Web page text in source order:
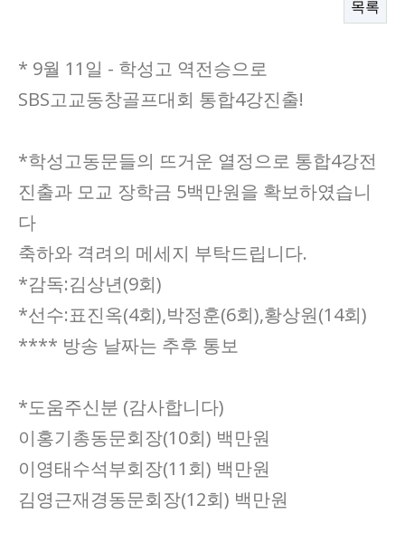
목록
* 9월 11일 - 학성고 역전승으로
SBS고교동창골프대회 통합4강진출!
*학성고동문들의 뜨거운 열정으로 통합4강전
진출과 모교 장학금 5백만원을 확보하였습니
다
축하와 격려의 메세지 부탁드립니다.
*감독:김상년(9회)
*선수:표진옥(4회),박정훈(6회),황상원(14회)
**** 방송 날짜는 추후 통보
*도움주신분 (감사합니다)
이홍기총동문회장(10회) 백만원
이영태수석부회장(11회) 백만원
김영근재경동문회장(12회) 백만원